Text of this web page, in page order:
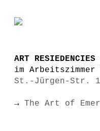
ART
im
St.-Jürgen-Str.
→ The Art of